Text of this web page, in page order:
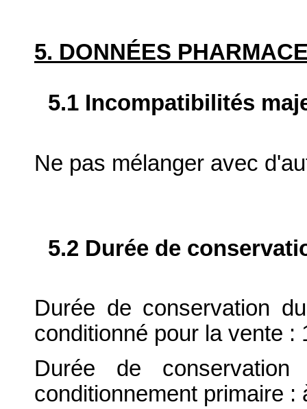
5. DONNÉES
5.1 Incompatibilités
Ne pas mélanger avec
5.2 Durée de
Durée de conservation
conditionné pour la vente :
Durée de
conditionnement primaire :